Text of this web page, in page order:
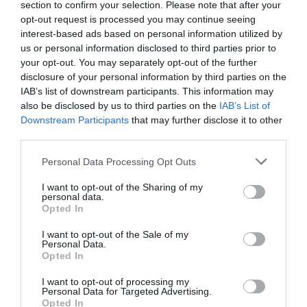
section to confirm your selection. Please note that after your
opt-out request is processed you may continue seeing
interest-based ads based on personal information utilized by
us or personal information disclosed to third parties prior to
your opt-out. You may separately opt-out of the further
disclosure of your personal information by third parties on the
IAB’s list of downstream participants. This information may
also be disclosed by us to third parties on the IAB’s List of
Downstream Participants that may further disclose it to other
Personal Data Processing Opt Outs
I want to opt-out of the Sharing of my
personal data.
Opted In
I want to opt-out of the Sale of my
Personal Data.
Opted In
I want to opt-out of processing my
Personal Data for Targeted Advertising.
Opted In
με φυσικό σκηνικό το παλιό εργοστάσιο φωταερίου.
Μικροί και μεγάλοι πρέπει να επιστρατεύσουν τη
φαντασία τους για να λύσουν μια σειρά από γρίφους
που θα τους βοηθήσουν να εμποδίσουν μία επικείμενη
οικολογική καταστροφή. Έχουν στη διάθεσή τους 60’
για να αποκρυπτογραφήσουν μερικά απροσδόκητα
στοιχεία… Θα καταφέρουν να λύσουν το μυστήριο
προτού να είναι αργά;
-Το διαδραστικό κίτρινο σακίδιο που κάνει τη
οικογένειες με παιδιά 4-11 ετών μπορούν να
δανειστούν το σακίδιο από το Πωλητήριο του
χώρους στους δικούς τους χρόνους και ρυθμούς, μέσα
από χάρτες, αυτοκόλλητα, παιχνίδια μνήμης,
ανακαλύπτοντας το μουσείο με τον πιο διασκεδαστικό